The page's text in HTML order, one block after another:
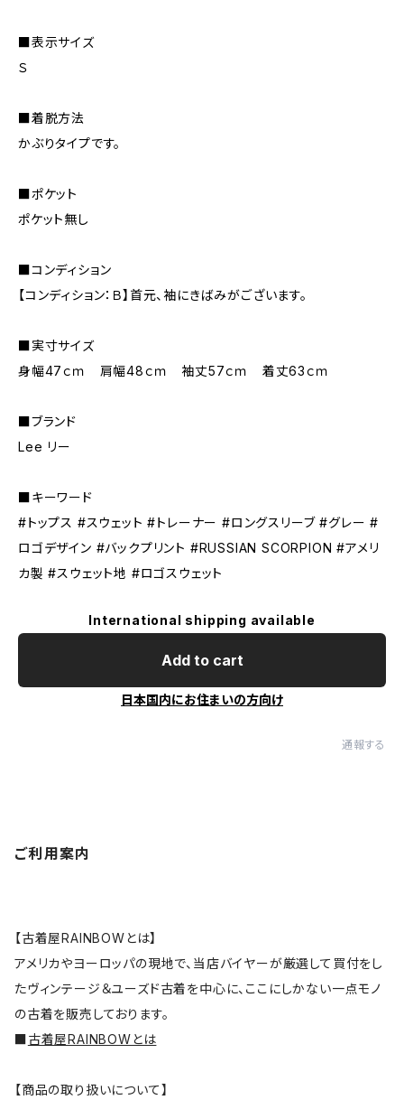
■表示サイズ
Ｓ
■着脱方法
かぶりタイプです。
■ポケット
ポケット無し
■コンディション
【コンディション：Ｂ】首元、袖にきばみがございます。
■実寸サイズ
身幅47ｃｍ 肩幅48ｃｍ 袖丈57ｃｍ 着丈63ｃｍ
■ブランド
Lee リー
■キーワード
#トップス #スウェット #トレーナー #ロングスリーブ #グレー #
ロゴデザイン #バックプリント #RUSSIAN SCORPION #アメリ
カ製 #スウェット地 #ロゴスウェット
International shipping available
Add to cart
日本国内にお住まいの方向け
通報する
ご利用案内
【古着屋RAINBOWとは】
アメリカやヨーロッパの現地で、当店バイヤーが厳選して買付をし
たヴィンテージ＆ユーズド古着を中心に、ここにしかない一点モノ
の古着を販売しております。
■古着屋RAINBOWとは
【商品の取り扱いについて】